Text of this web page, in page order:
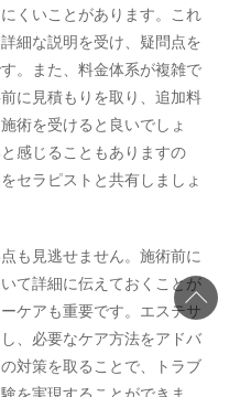
くいことがあります。これ
細な説明を受け、疑問点を
。また、料金体系が複雑で
に見積もりを取り、追加料
術を受けると良いでしょ
感じることもありますの
セラピストと共有しましょ
も見逃せません。施術前に
て詳細に伝えておくことが
ケアも重要です。エステサ
、必要なケア方法をアドバ
対策を取ることで、トラブ